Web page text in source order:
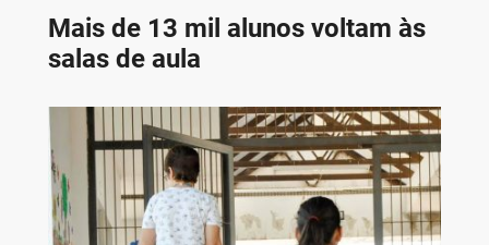
Mais de 13 mil alunos voltam às
salas de aula